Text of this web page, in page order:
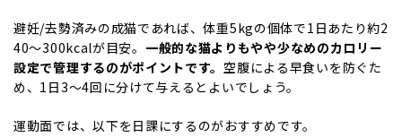
避妊/去勢済みの成猫であれば、体重5kgの個体で1日あたり約2
40〜300kcalが目安。 一般的な猫よりもやや少なめのカロリー
設定で管理するのがポイントです。空腹による早食いを防ぐた
め、1日3〜4回に分けて与えるとよいでしょう。
運動面では、以下を日課にするのがおすすめです。